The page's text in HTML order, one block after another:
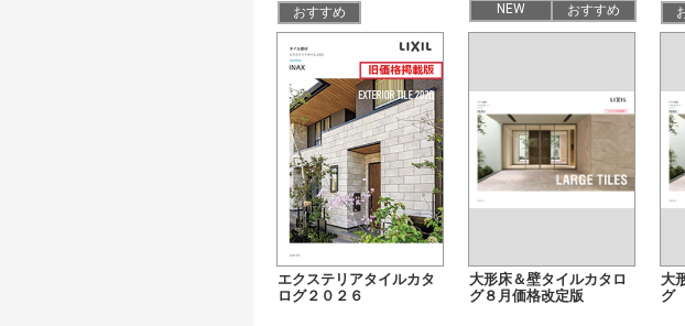
おすすめ
エクステリアタイルカタ
ログ２０２６
NEW
おすすめ
大形床＆壁タイルカタロ
グ８月価格改定版
大
グ